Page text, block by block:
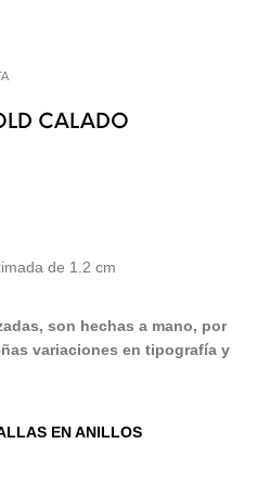
CALADO
de 1.2 cm
son hechas a mano, por
variaciones en tipografía y
EN ANILLOS